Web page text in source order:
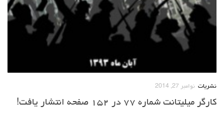
نشریات نوامبر 27, 2014
کارگر میلیتانت شماره ۷۷ در ۱۵۲ صفحه انتشار یافت!